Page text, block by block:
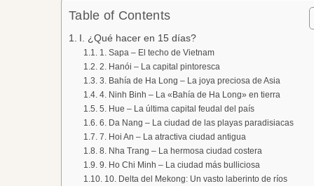
Table of Contents
I. ¿Qué hacer en 15 días?
1. Sapa – El techo de Vietnam
2. Hanói – La capital pintoresca
3. Bahía de Ha Long – La joya preciosa de Asia
4. Ninh Binh – La «Bahía de Ha Long» en tierra
5. Hue – La última capital feudal del país
6. Da Nang – La ciudad de las playas paradisiacas
7. Hoi An – La atractiva ciudad antigua
8. Nha Trang – La hermosa ciudad costera
9. Ho Chi Minh – La ciudad más bulliciosa
10. Delta del Mekong: Un vasto laberinto de ríos